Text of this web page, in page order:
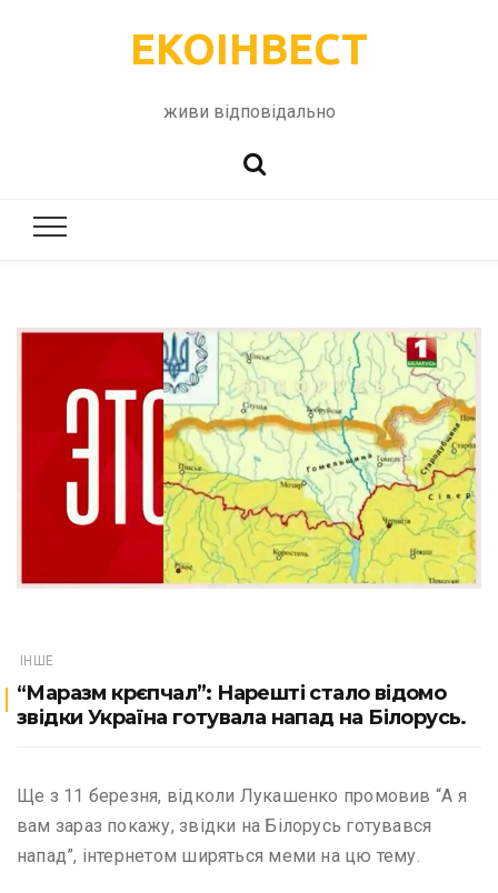
ЕКОІНВЕСТ
живи відповідально
ІНШЕ
“Маразм крєпчал”: Нарешті стало відомо
звідки Україна готувала напад на Білорусь.
Ще з 11 березня, відколи Лукашенко промовив “А я
вам зараз покажу, звідки на Білорусь готувався
напад”, інтернетом ширяться меми на цю тему.